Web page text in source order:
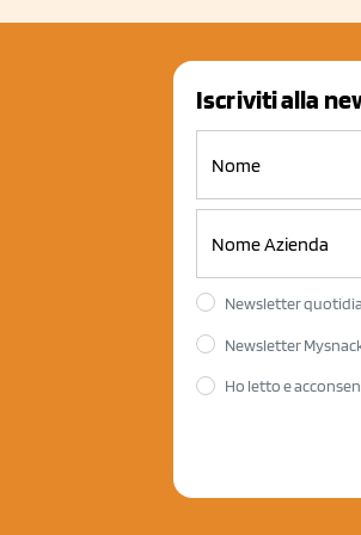
Iscriviti alla
Newsletter
Newsletter
Ho letto e